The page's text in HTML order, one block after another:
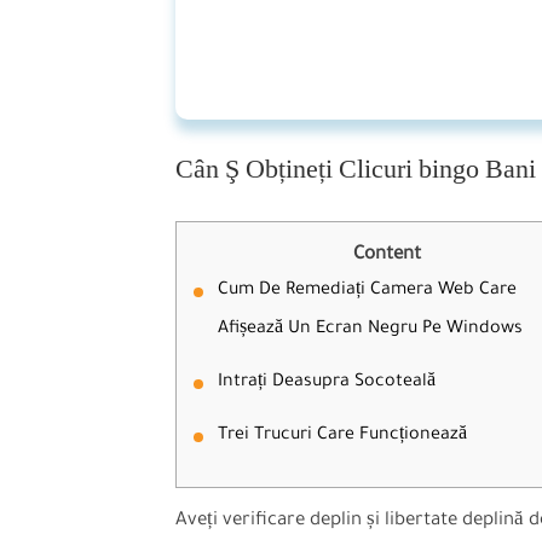
Cân Ş Obțineți Clicuri bingo
Content
Cum De Remediați Camera Web Care
Afișează Un Ecran Negru Pe Windows
Intrați Deasupra Socoteală
Trei Trucuri Care Funcționează
Aveți verificare deplin și libertate deplină